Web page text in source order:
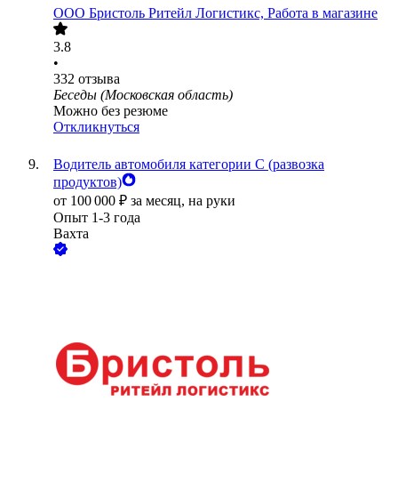
ООО Бристоль Ритейл Логистикс, Работа в магазине
3.8
•
332 отзыва
Беседы (Московская область)
Можно без резюме
Откликнуться
Водитель автомобиля категории C (развозка
продуктов)
от 100 000 ₽ за месяц, на руки
Опыт 1-3 года
Вахта